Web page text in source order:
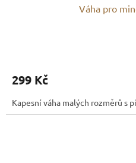
Váha pro
299 Kč
Kapesní váha malých rozměrů s